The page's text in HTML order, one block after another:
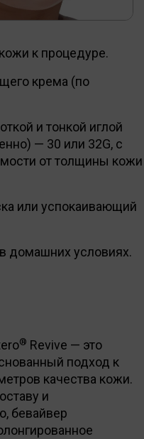
к процедуре.
крема (по
и тонкой иглой
— 30 или 32G, с
от толщины кожи
или успокаивающий
домашних условиях.
® Revive — это
подход к
качества кожи.
и
бевайвер